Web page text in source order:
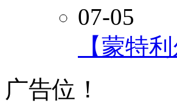
07-05
【蒙特
广告位！